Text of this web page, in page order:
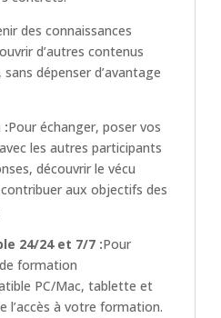
des connaissances
d’autres contenus
dépenser d’avantage
:Pour échanger, poser vos
les autres participants
découvrir le vécu
aux objectifs des
24/24 et 7/7 :Pour
formation
PC/Mac, tablette et
l’accès à votre formation.